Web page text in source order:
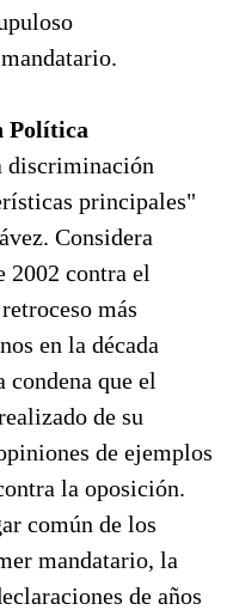
Política
discriminación
principales"
Considera
2002 contra el
más
en la década
condena que el
de su
de ejemplos
la oposición.
común de los
mandatario, la
de años